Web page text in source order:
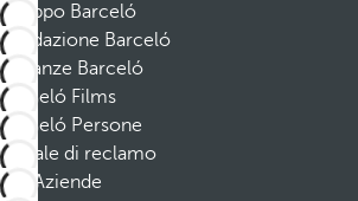
Gruppo Barceló
Fondazione Barceló
Vacanze Barceló
Barceló Films
Barceló Persone
Canale di reclamo
Aziende